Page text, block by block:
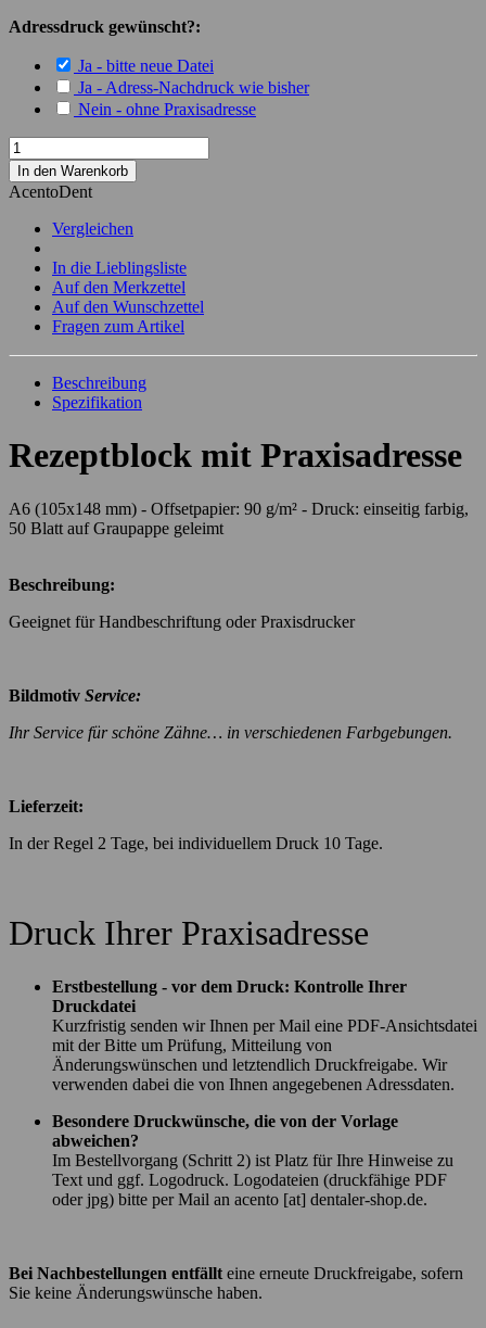
Adressdruck gewünscht?:
Ja - bitte neue Datei
Ja - Adress-Nachdruck wie bisher
Nein - ohne Praxisadresse
In den Warenkorb
AcentoDent
Vergleichen
In die Lieblingsliste
Auf den Merkzettel
Auf den Wunschzettel
Fragen zum Artikel
Beschreibung
Spezifikation
Rezeptblock mit Praxisadresse
A6 (105x148 mm) - Offsetpapier: 90 g/m² - Druck: einseitig farbig,
50 Blatt auf Graupappe geleimt
Beschreibung:
Geeignet für Handbeschriftung oder Praxisdrucker
Bildmotiv Service:
Ihr Service für schöne Zähne… in verschiedenen Farbgebungen.
Lieferzeit:
In der Regel 2 Tage, bei individuellem Druck 10 Tage.
Druck Ihrer Praxisadresse
Erstbestellung - vor dem Druck: Kontrolle Ihrer
Druckdatei
Kurzfristig senden wir Ihnen per Mail eine PDF-Ansichtsdatei
mit der Bitte um Prüfung, Mitteilung von
Änderungswünschen und letztendlich Druckfreigabe. Wir
verwenden dabei die von Ihnen angegebenen Adressdaten.
Besondere Druckwünsche, die von der Vorlage
abweichen?
Im Bestellvorgang (Schritt 2) ist Platz für Ihre Hinweise zu
Text und ggf. Logodruck. Logodateien (druckfähige PDF
oder jpg) bitte per Mail an acento [at] dentaler-shop.de.
Bei Nachbestellungen entfällt eine erneute Druckfreigabe, sofern
Sie keine Änderungswünsche haben.